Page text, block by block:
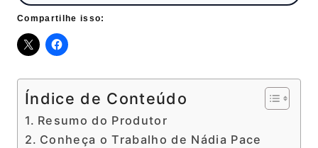
Compartilhe isso:
Índice de Conteúdo
Resumo do Produtor
Conheça o Trabalho de Nádia Pace